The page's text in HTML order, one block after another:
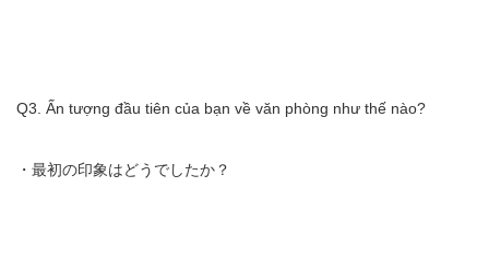
Q3. Ấn tượng đầu tiên của bạn về văn phòng như thế nào?
・最初の印象はどうでしたか？